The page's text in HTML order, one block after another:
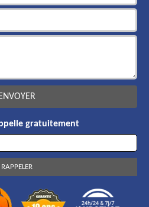
gratuitement